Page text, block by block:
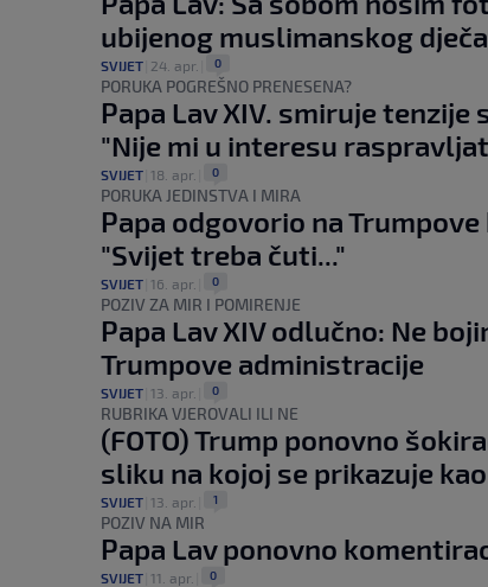
ubijenog muslimanskog
SVIJET 24. apr. 0
PORUKA POGREŠNO PRENESENA?
Papa Lav XIV. smiruje tenzije
"Nije mi u interesu
SVIJET 18. apr. 0
PORUKA JEDINSTVA I MIRA
Papa odgovorio na
"Svijet treba čuti..."
SVIJET 16. apr. 0
POZIV ZA MIR I POMIRENJE
Papa Lav XIV odlučno: Ne
Trumpove administracije
SVIJET 13. apr. 0
RUBRIKA VJEROVALI ILI NE
(FOTO) Trump ponovno
sliku na kojoj se prikazuje
SVIJET 13. apr. 1
POZIV NA MIR
Papa Lav ponovno
SVIJET 11. apr. 0